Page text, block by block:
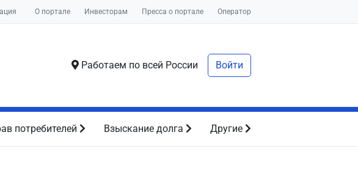
О портале Инвесторам Пресса о портале Оператор
Работаем по всей России Войти
потребителей Взыскание долга Другие